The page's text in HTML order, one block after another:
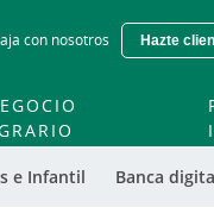
con nosotros Hazte
e Infantil Banca